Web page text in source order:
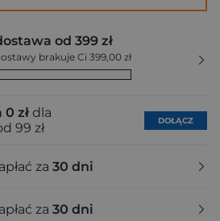
od 399 zł
brakuje Ci 399,00 zł
zł dla
99 zł
DOŁĄCZ
za 30 dni
za 30 dni